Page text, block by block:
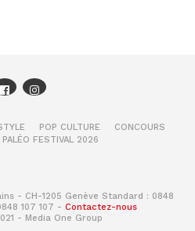
POP CULTURE
CONCOURS
PALÉO FESTIVAL 2026
- CH-1205 Genève Standard : 0848
107 107 - Contactez-nous
- Media One Group